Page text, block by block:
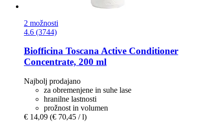
2 možnosti
4.6 (3744)
Biofficina ToscanaActive Conditioner
Concentrate, 200 ml
Najbolj prodajano
za obremenjene in suhe lase
hranilne lastnosti
prožnost in volumen
€ 14,09 (€ 70,45 / l)